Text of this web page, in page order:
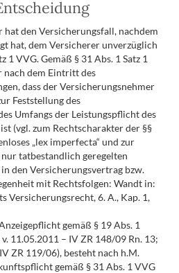
den Versicherungsfall, nachdem
hat, dem Versicherer unverzüglich
1 VVG. Gemäß § 31 Abs. 1 Satz 1
nach dem Eintritt des
dass der Versicherungsnehmer
Feststellung des
Umfangs der Leistungspflicht des
(vgl. zum Rechtscharakter der §§
„lex imperfecta“ und zur
tatbestandlich geregelten
den Versicherungsvertrag bzw.
mit Rechtsfolgen: Wandt in:
Versicherungsrecht, 6. A., Kap. 1,
gemäß § 19 Abs. 1
11.05.2011 – IV ZR 148/09 Rn. 13;
ZR 119/06), besteht nach h.M.
gemäß § 31 Abs. 1 VVG